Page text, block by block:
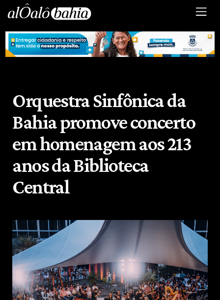
Orquestra Sinfônica da
Bahia promove concerto
em homenagem aos 213
anos da Biblioteca
Central